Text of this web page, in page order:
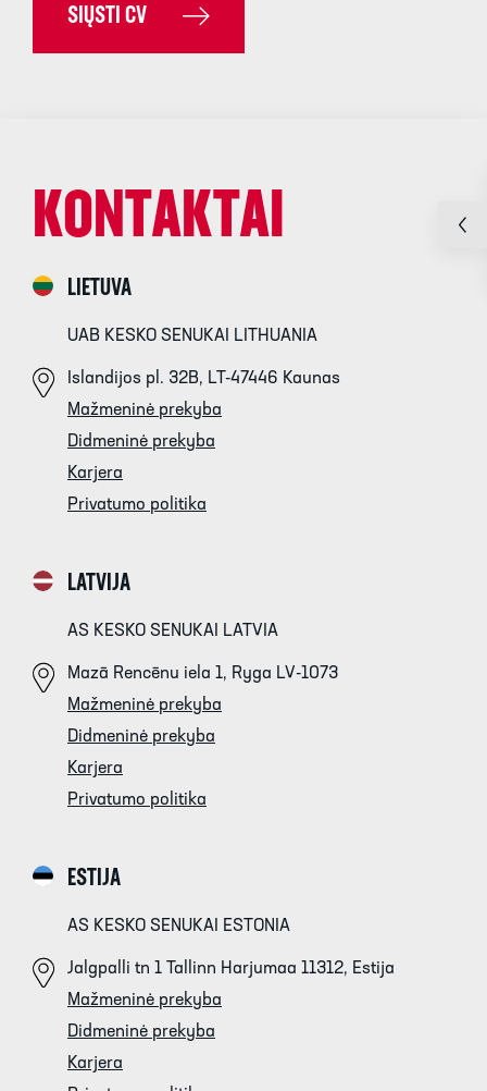
SIŲSTI CV
KONTAKTAI
LIETUVA
UAB KESKO SENUKAI LITHUANIA
Islandijos pl. 32B, LT-47446 Kaunas
Mažmeninė prekyba
Didmeninė prekyba
Karjera
Privatumo politika
LATVIJA
AS KESKO SENUKAI LATVIA
Mazā Rencēnu iela 1, Ryga LV-1073
Mažmeninė prekyba
Didmeninė prekyba
Karjera
Privatumo politika
ESTIJA
AS KESKO SENUKAI ESTONIA
Jalgpalli tn 1 Tallinn Harjumaa 11312, Estija
Mažmeninė prekyba
Didmeninė prekyba
Karjera